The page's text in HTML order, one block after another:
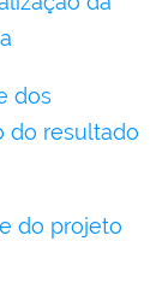
dos
do resultado
do projeto